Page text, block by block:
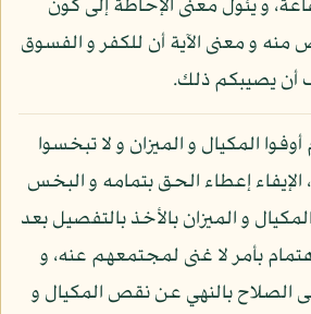
و يئول معنى الإحاطة إلى كون
منه و معنى الآية أن للكفر و الفسوق
أن يصيبكم ذلك.
المكيال و الميزان و لا تبخسوا
الإيفاء إعطاء الحق بتمامه و البخس
و الميزان بالأخذ بالتفصيل بعد
بأمر لا غنى لمجتمعهم عنه، و
الصلاح بالنهي عن نقص المكيال و